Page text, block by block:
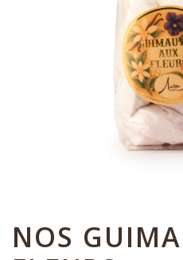
NOS
Nos bonbons de chocolat